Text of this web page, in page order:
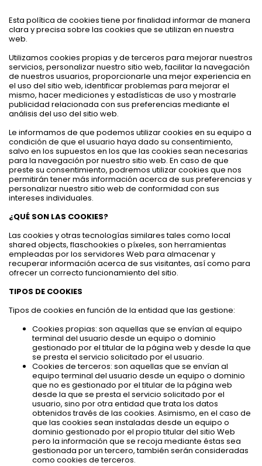
Esta política de cookies tiene por finalidad informar de manera
clara y precisa sobre las cookies que se utilizan en nuestra
web.
Utilizamos cookies propias y de terceros para mejorar nuestros
servicios, personalizar nuestro sitio web, facilitar la navegación
de nuestros usuarios, proporcionarle una mejor experiencia en
el uso del sitio web, identificar problemas para mejorar el
mismo, hacer mediciones y estadísticas de uso y mostrarle
publicidad relacionada con sus preferencias mediante el
análisis del uso del sitio web.
Le informamos de que podemos utilizar cookies en su equipo a
condición de que el usuario haya dado su consentimiento,
salvo en los supuestos en los que las cookies sean necesarias
para la navegación por nuestro sitio web. En caso de que
preste su consentimiento, podremos utilizar cookies que nos
permitirán tener más información acerca de sus preferencias y
personalizar nuestro sitio web de conformidad con sus
intereses individuales.
¿QUÉ SON LAS COOKIES?
Las cookies y otras tecnologías similares tales como local
shared objects, flaschookies o píxeles, son herramientas
empleadas por los servidores Web para almacenar y
recuperar información acerca de sus visitantes, así como para
ofrecer un correcto funcionamiento del sitio.
TIPOS DE COOKIES
Tipos de cookies en función de la entidad que las gestione:
Cookies propias: son aquellas que se envían al equipo
terminal del usuario desde un equipo o dominio
gestionado por el titular de la página web y desde la que
se presta el servicio solicitado por el usuario.
Cookies de terceros: son aquellas que se envían al
equipo terminal del usuario desde un equipo o dominio
que no es gestionado por el titular de la página web
desde la que se presta el servicio solicitado por el
usuario, sino por otra entidad que trata los datos
obtenidos través de las cookies. Asimismo, en el caso de
que las cookies sean instaladas desde un equipo o
dominio gestionado por el propio titular del sitio Web
pero la información que se recoja mediante éstas sea
gestionada por un tercero, también serán consideradas
como cookies de terceros.